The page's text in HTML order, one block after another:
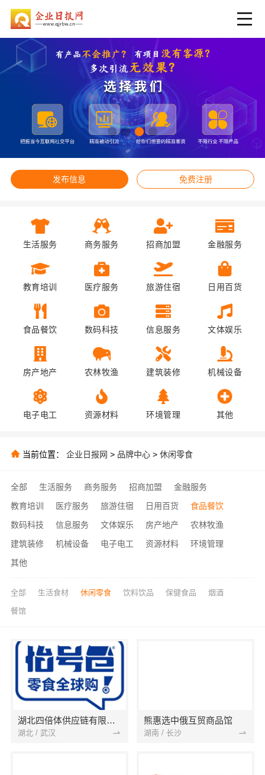
发布信息 免费注册
生活服务 商务服务 招商加盟 金融服务
教育培训 医疗服务 旅游住宿 日用百货
食品餐饮 数码科技 信息服务 文体娱乐
房产地产 农林牧渔 建筑装修 机械设备
电子电工 资源材料 环境管理 其他
当前位置： 企业日报网 > 品牌中心 > 休闲零食
全部 生活服务 商务服务 招商加盟
金融服务
教育培训
医疗服务 旅游住宿 日用百货
食品餐饮
数码科技
信息服务 文体娱乐 房产地产
农林牧渔
建筑装修
机械设备 电子电工 资源材料
环境管理
其他
全部 生活食材 休闲零食 饮料饮品 保健食品 烟酒
餐馆
湖北四倍体供应链有限公司
湖北 / 武汉
熊惠选中俄互贸商品馆
湖南 / 长沙